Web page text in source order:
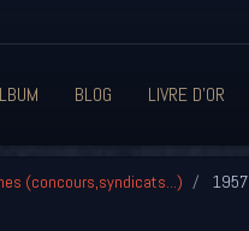
BLOG LIVRE D'OR
(concours,syndicats...) 1957